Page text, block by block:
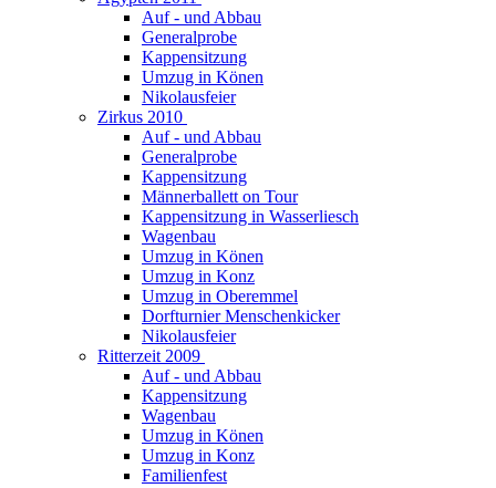
Auf - und Abbau
Generalprobe
Kappensitzung
Umzug in Könen
Nikolausfeier
Zirkus 2010
Auf - und Abbau
Generalprobe
Kappensitzung
Männerballett on Tour
Kappensitzung in Wasserliesch
Wagenbau
Umzug in Könen
Umzug in Konz
Umzug in Oberemmel
Dorfturnier Menschenkicker
Nikolausfeier
Ritterzeit 2009
Auf - und Abbau
Kappensitzung
Wagenbau
Umzug in Könen
Umzug in Konz
Familienfest